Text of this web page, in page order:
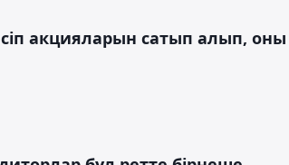
акцияларын сатып алып, оны